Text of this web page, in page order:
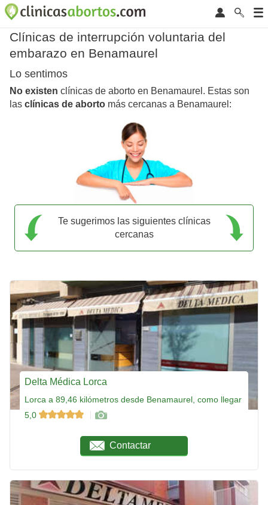
Clínicas de interrupción voluntaria del
embarazo en Benamaurel
Lo sentimos
No existen clínicas de aborto en Benamaurel. Estas son
las clínicas de aborto más cercanas a Benamaurel:
Te sugerimos las siguientes clínicas
cercanas
Delta Médica Lorca
Lorca a 89,46 kilómetros desde Benamaurel, como llegar
5,0
Contactar